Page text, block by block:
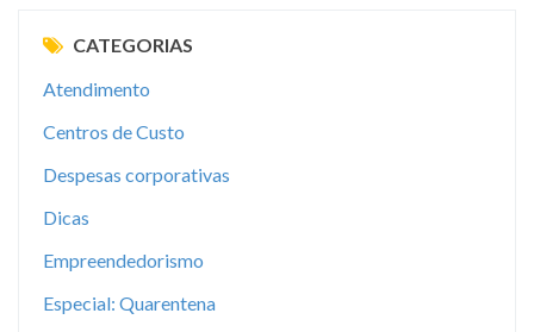
CATEGORIAS
Atendimento
Centros de Custo
Despesas corporativas
Dicas
Empreendedorismo
Especial: Quarentena